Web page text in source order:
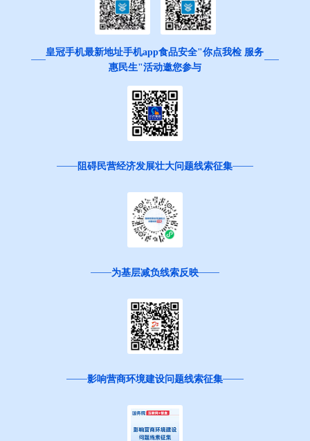
皇冠手机最新地址手机app食品安全"你点我检 服务
惠民生"活动邀您参与
阻碍民营经济发展壮大问题线索征集
为基层减负线索反映
影响营商环境建设问题线索征集